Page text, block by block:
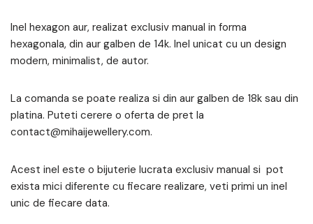
Inel hexagon aur, realizat exclusiv manual in forma
hexagonala, din aur galben de 14k. Inel unicat cu un design
modern, minimalist, de autor.
La comanda se poate realiza si din aur galben de 18k sau din
platina. Puteti cerere o oferta de pret la
contact@mihaijewellery.com.
Acest inel este o bijuterie lucrata exclusiv manual si pot
exista mici diferente cu fiecare realizare, veti primi un inel
unic de fiecare data.